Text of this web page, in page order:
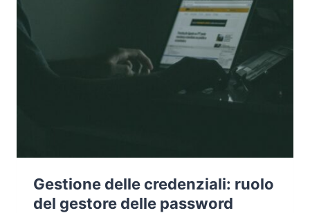
Gestione delle credenziali: ruolo
del gestore delle password